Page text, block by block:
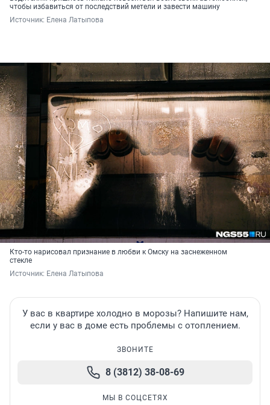
чтобы избавиться от последствий метели и завести машину
Источник: Елена Латыпова
Кто-то нарисовал признание в любви к Омску на заснеженном
стекле
Источник: Елена Латыпова
У вас в квартире холодно в морозы? Напишите нам,
если у вас в доме есть проблемы с отоплением.
ЗВОНИТЕ
8 (3812) 38-08-69
МЫ В СОЦСЕТЯХ